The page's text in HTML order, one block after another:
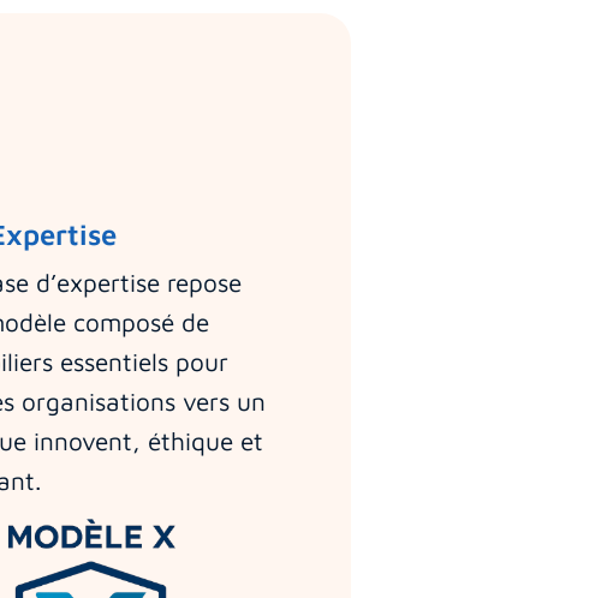
d’expertise repose
composé de
essentiels pour
organisations vers un
innovent, éthique et